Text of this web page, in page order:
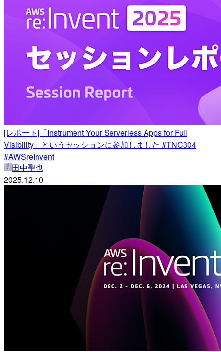
[レポート]「Instrument Your Serverless Apps for Full
Visibility」というセッションに参加しました #TNC304
#AWSreInvent
田中聖也
2025.12.10